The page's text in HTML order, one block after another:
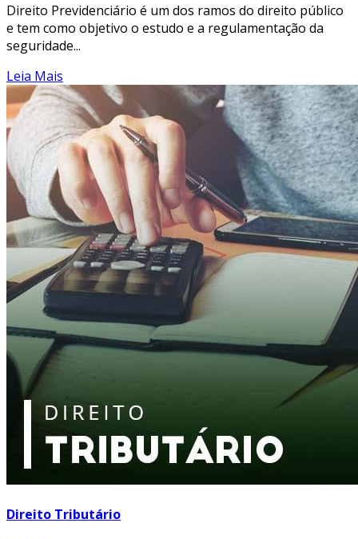
Direito Previdenciário é um dos ramos do direito público
e tem como objetivo o estudo e a regulamentação da
seguridade...
Leia Mais
Direito Tributário